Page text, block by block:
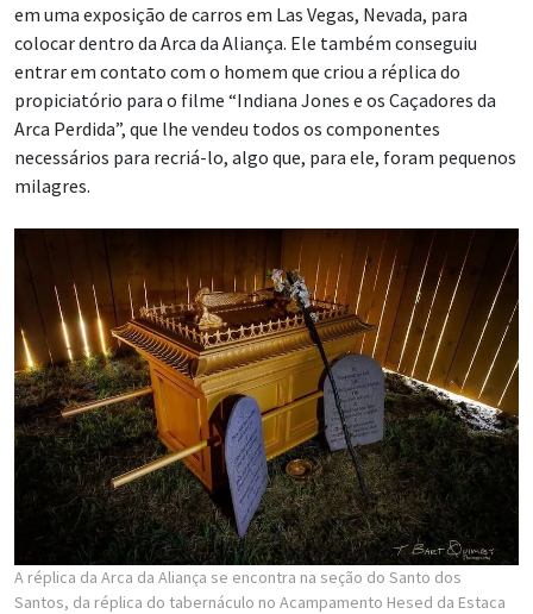
em uma exposição de carros em Las Vegas, Nevada, para
colocar dentro da Arca da Aliança. Ele também conseguiu
entrar em contato com o homem que criou a réplica do
propiciatório para o filme “Indiana Jones e os Caçadores da
Arca Perdida”, que lhe vendeu todos os componentes
necessários para recriá-lo, algo que, para ele, foram pequenos
milagres.
A réplica da Arca da Aliança se encontra na seção do Santo dos
Santos, da réplica do tabernáculo no Acampamento Hesed da Estaca